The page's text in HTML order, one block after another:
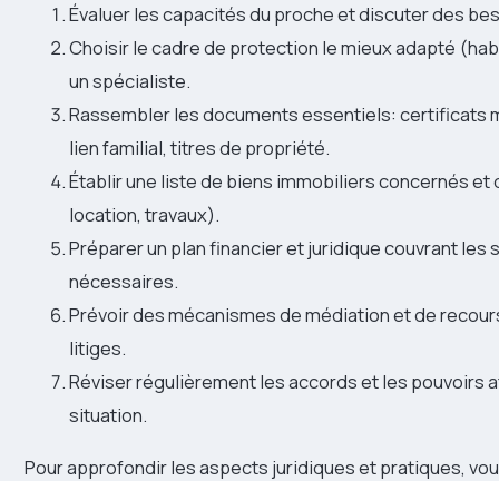
Évaluer les capacités du proche et discuter des
Choisir le cadre de protection le mieux adapté
un spécialiste.
Rassembler les documents essentiels: certificats
lien familial, titres de propriété.
Établir une liste de biens immobiliers concernés
location, travaux).
Préparer un plan financier et juridique couvrant
nécessaires.
Prévoir des mécanismes de médiation et de
litiges.
Réviser régulièrement les accords et les pouvoirs
situation.
Pour approfondir les aspects juridiques et pratiques,